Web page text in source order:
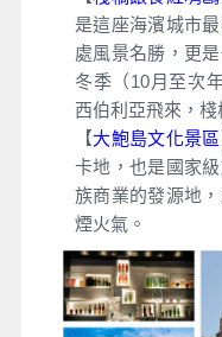
是這座海濱城市
處風景名勝，更
冬季（10月至次
西伯利亞飛來，棧
【大鮑島文化景區
卡地，也是國家
族商業的發源地
煙火氣。